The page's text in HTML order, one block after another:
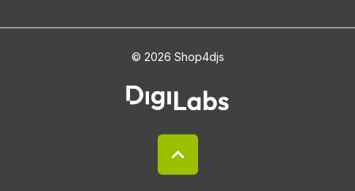
© 2026 Shop4djs